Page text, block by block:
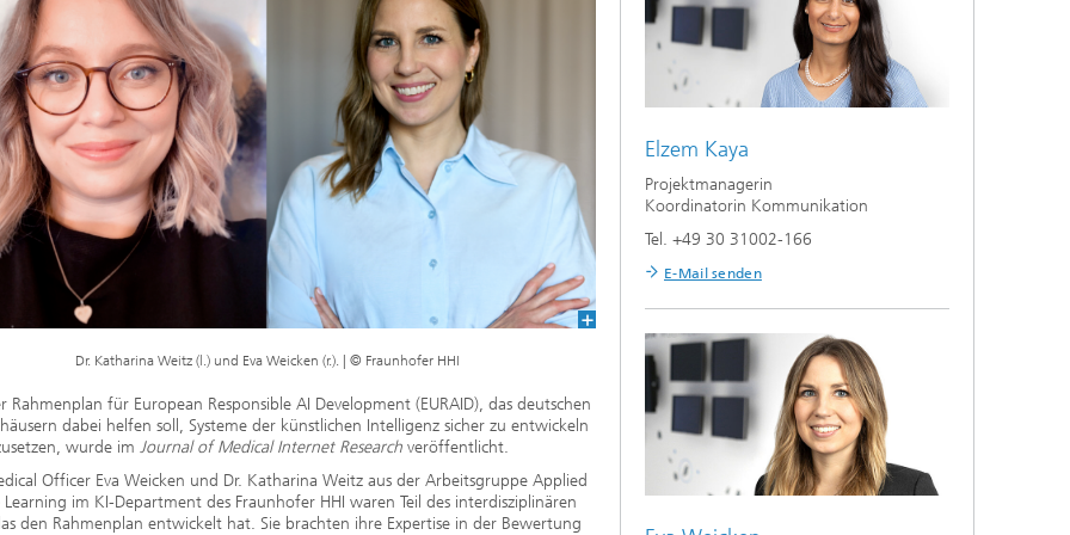
Dr. Katharina Weitz (l.) und Eva Weicken (r.). | © Fraunhofer HHI
Rahmenplan für European Responsible AI Development (EURAID), das deutschen
dabei helfen soll, Systeme der künstlichen Intelligenz sicher zu entwickeln
wurde im Journal of Medical Internet Research veröffentlicht.
Officer Eva Weicken und Dr. Katharina Weitz aus der Arbeitsgruppe Applied
Learning im KI-Department des Fraunhofer HHI waren Teil des interdisziplinären
den Rahmenplan entwickelt hat. Sie brachten ihre Expertise in der Bewertung
Elzem Kaya
Projektmanagerin
Koordinatorin Kommunikation
Tel. +49 30 31002-166
E-Mail senden